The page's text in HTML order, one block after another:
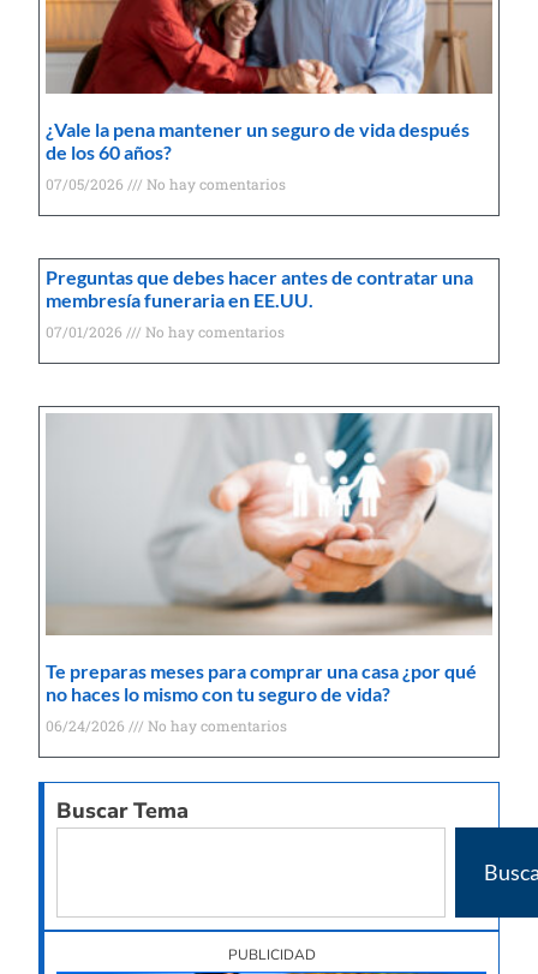
¿Vale la pena mantener un seguro de vida después
de los 60 años?
07/05/2026 No hay comentarios
Preguntas que debes hacer antes de contratar una
membresía funeraria en EE.UU.
07/01/2026 No hay comentarios
Te preparas meses para comprar una casa ¿por qué
no haces lo mismo con tu seguro de vida?
06/24/2026 No hay comentarios
Buscar Tema
PUBLICIDAD